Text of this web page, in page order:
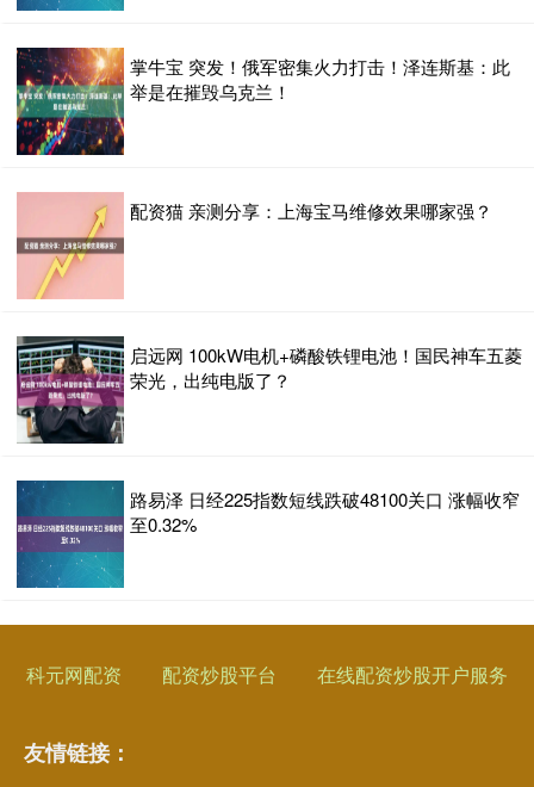
掌牛宝 突发！俄军密集火力打击！泽连斯基：此
举是在摧毁乌克兰！
配资猫 亲测分享：上海宝马维修效果哪家强？
启远网 100kW电机+磷酸铁锂电池！国民神车五菱
荣光，出纯电版了？
路易泽 日经225指数短线跌破48100关口 涨幅收窄
至0.32%
科元网配资 配资炒股平台 在线配资炒股开户服务
友情链接：